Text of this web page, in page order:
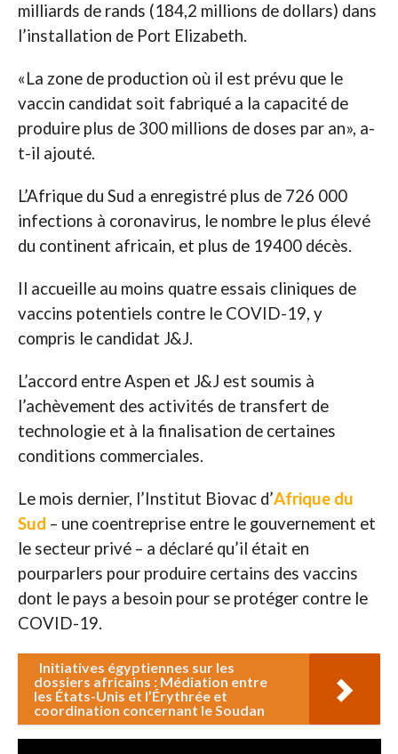
milliards de rands (184,2 millions de dollars) dans
l’installation de Port Elizabeth.
«La zone de production où il est prévu que le
vaccin candidat soit fabriqué a la capacité de
produire plus de 300 millions de doses par an», a-
t-il ajouté.
L’Afrique du Sud a enregistré plus de 726 000
infections à coronavirus, le nombre le plus élevé
du continent africain, et plus de 19400 décès.
Il accueille au moins quatre essais cliniques de
vaccins potentiels contre le COVID-19, y
compris le candidat J&J.
L’accord entre Aspen et J&J est soumis à
l’achèvement des activités de transfert de
technologie et à la finalisation de certaines
conditions commerciales.
Le mois dernier, l’Institut Biovac d’Afrique du
Sud – une coentreprise entre le gouvernement et
le secteur privé – a déclaré qu’il était en
pourparlers pour produire certains des vaccins
dont le pays a besoin pour se protéger contre le
COVID-19.
Initiatives égyptiennes sur les
dossiers africains : Médiation entre
les États-Unis et l’Érythrée et
coordination concernant le Soudan